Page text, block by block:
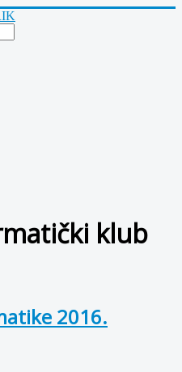
klub
2016.